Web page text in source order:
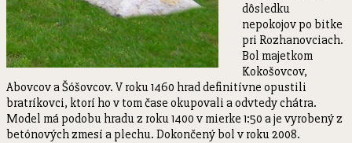
dôsledku
nepokojov po bitke
pri Rozhanovciach.
Bol majetkom
Kokošovcov,
Abovcov a Šóšovcov. V roku 1460 hrad definitívne opustili
bratríkovci, ktorí ho v tom čase okupovali a odvtedy chátra.
Model má podobu hradu z roku 1400 v mierke 1:50 a je vyrobený z
betónových zmesí a plechu. Dokončený bol v roku 2008.